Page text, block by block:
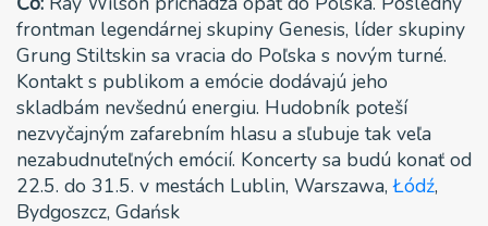
frontman legendárnej skupiny Genesis, líder skupiny
Grung Stiltskin sa vracia do Poľska s novým turné.
Kontakt s publikom a emócie dodávajú jeho
skladbám nevšednú energiu. Hudobník poteší
nezvyčajným zafarebním hlasu a sľubuje tak veľa
nezabudnuteľných emócií. Koncerty sa budú konať od
22.5. do 31.5. v mestách Lublin, Warszawa,Łódź,
Bydgoszcz, Gdańsk